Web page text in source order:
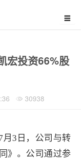
宏投资66%股
30938
月3日，公司与转
》。公司通过参